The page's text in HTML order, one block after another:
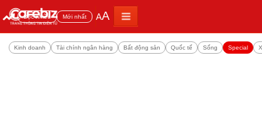
Đọc nhiều Mới nhất AA
Kinh doanh Tài chính ngân hàng Bất động sản Quốc tế Sống Special